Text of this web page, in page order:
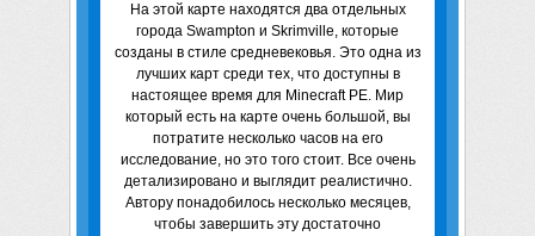
На этой карте находятся два отдельных
города Swampton и Skrimville, которые
созданы в стиле средневековья. Это одна из
лучших карт среди тех, что доступны в
настоящее время для Minecraft PE. Мир
который есть на карте очень большой, вы
потратите несколько часов на его
исследование, но это того стоит. Все очень
детализировано и выглядит реалистично.
Автору понадобилось несколько месяцев,
чтобы завершить эту достаточно